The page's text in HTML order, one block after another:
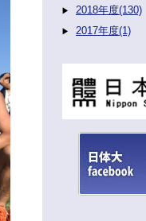
2018年度(130)
2017年度(1)